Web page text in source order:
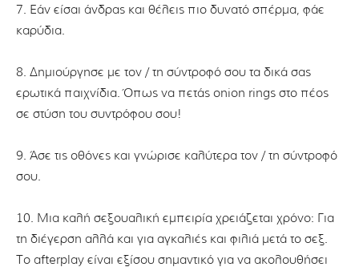
7. Εάν είσαι άνδρας και θέλεις πιο δυνατό σπέρμα, φάε
καρύδια.
8. Δημιούργησε με τον / τη σύντροφό σου τα δικά σας
ερωτικά παιχνίδια. Όπως να πετάς onion rings στο πέος
σε στύση του συντρόφου σου!
9. Άσε τις οθόνες και γνώρισε καλύτερα τον / τη σύντροφό
σου.
10. Μια καλή σεξουαλική εμπειρία χρειάζεται χρόνο: Για
τη διέγερση αλλά και για αγκαλιές και φιλιά μετά το σεξ.
Το afterplay είναι εξίσου σημαντικό για να ακολουθήσει